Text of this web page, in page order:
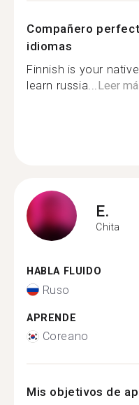
Compañero
idiomas
Finnish is your
learn russia...Leer
E.
Chita
HABLA FLUIDO
Ruso
APRENDE
Coreano
Mis objetivos de